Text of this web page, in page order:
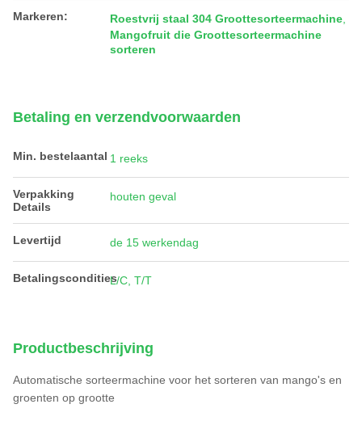
Markeren: Roestvrij staal 304 Groottesorteermachine
Mangofruit die Groottesorteermachine
sorteren
Betaling en verzendvoorwaarden
Min. bestelaantal 1 reeks
Verpakking
Details
houten geval
Levertijd de 15 werkendag
BetalingsconditiesL/C, T/T
Productbeschrijving
Automatische sorteermachine voor het sorteren van mango's en
groenten op grootte